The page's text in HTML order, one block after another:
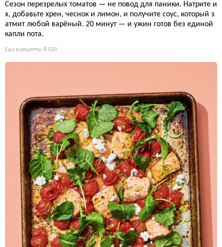
Сезон перезрелых томатов — не повод для паники. Натрите и
х, добавьте хрен, чеснок и лимон, и получите соус, который з
атмит любой варёный. 20 минут — и ужин готов без единой
капли пота.
Еда и рецепты 8 020